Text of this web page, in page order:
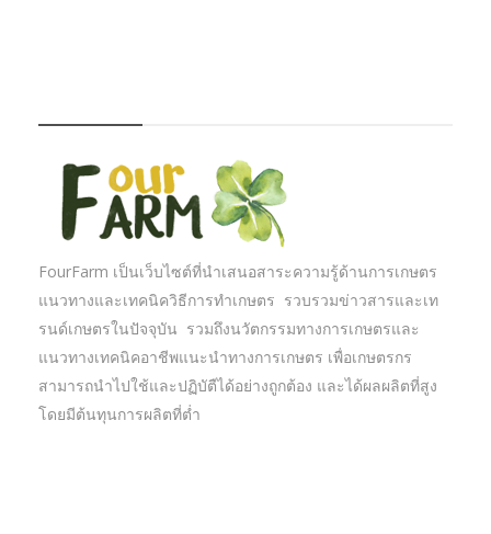
FourFarm เป็นเว็บไซต์ที่นำเสนอสาระความรู้ด้านการเกษตร
แนวทางและเทคนิควิธีการทำเกษตร รวบรวมข่าวสารและเท
รนด์เกษตรในปัจจุบัน รวมถึงนวัตกรรมทางการเกษตรและ
แนวทางเทคนิคอาชีพแนะนำทางการเกษตร เพื่อเกษตรกร
สามารถนำไปใช้และปฏิบัตืได้อย่างถูกต้อง และได้ผลผลิตที่สูง
โดยมีต้นทุนการผลิตที่ต่ำ